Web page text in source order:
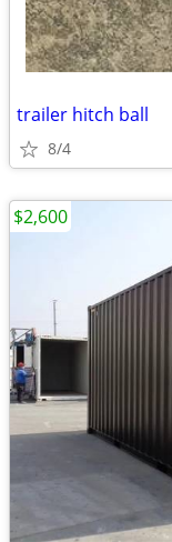
trailer hitch ball
8/4
$2,600